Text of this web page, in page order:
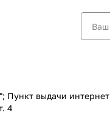
Пункт выдачи интернет
4